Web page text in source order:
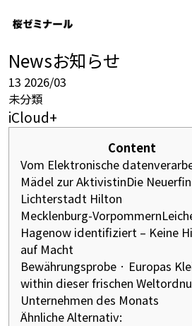
Newsお知らせ
13 2026/03
未分類
iCloud+
Content
Vom Elektronische
Mädel zur AktivistinDie
Lichterstadt Hilton
Mecklenburg-
Hagenow identifiziert – Keine
auf Macht
Bewährungsprobe · Europas
within dieser frischen
Unternehmen des Monats
Ähnliche Alternativ: